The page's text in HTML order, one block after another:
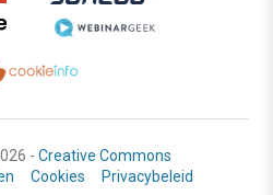
- Creative Commons
Cookies Privacybeleid